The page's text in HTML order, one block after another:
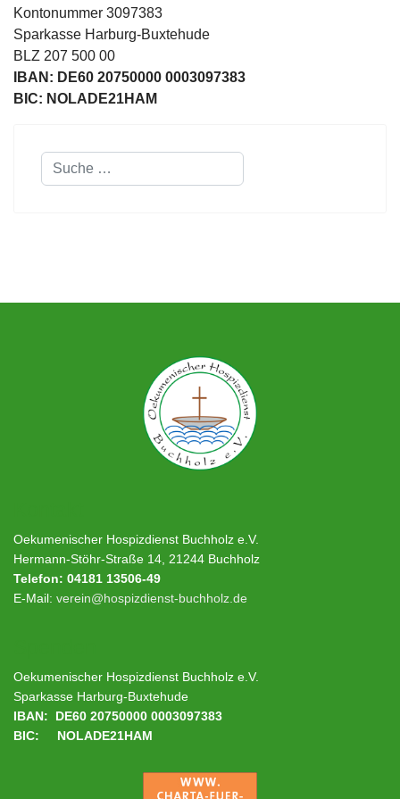
Kontonummer 3097383
Sparkasse Harburg-Buxtehude
BLZ 207 500 00
IBAN: DE60 20750000 0003097383
BIC: NOLADE21HAM
Suchen
Oekumenischer Hospizdienst Buchholz e.V.
Hermann-Stöhr-Straße 14, 21244 Buchholz
Telefon: 04181 13506-49
E-Mail: verein@hospizdienst-buchholz.de
Oekumenischer Hospizdienst Buchholz e.V.
Sparkasse Harburg-Buxtehude
IBAN: DE60 20750000 0003097383
BIC: NOLADE21HAM